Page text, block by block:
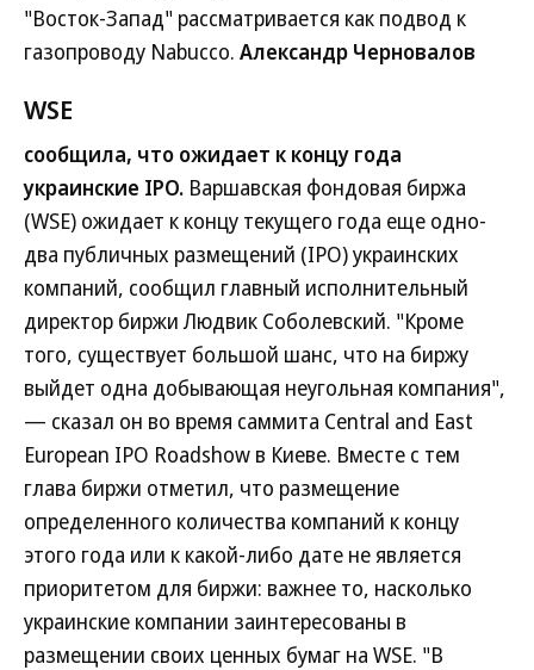
"Восток-Запад" рассматривается как подвод к
газопроводу Nabucco. Александр Черновалов
WSE
сообщила, что ожидает к концу года
украинские IPO. Варшавская фондовая биржа
(WSE) ожидает к концу текущего года еще одно-
два публичных размещений (IPO) украинских
компаний, сообщил главный исполнительный
директор биржи Людвик Соболевский. "Кроме
того, существует большой шанс, что на биржу
выйдет одна добывающая неугольная компания",
— сказал он во время саммита Central and East
European IPO Roadshow в Киеве. Вместе с тем
глава биржи отметил, что размещение
определенного количества компаний к концу
этого года или к какой-либо дате не является
приоритетом для биржи: важнее то, насколько
украинские компании заинтересованы в
размещении своих ценных бумаг на WSE. "В